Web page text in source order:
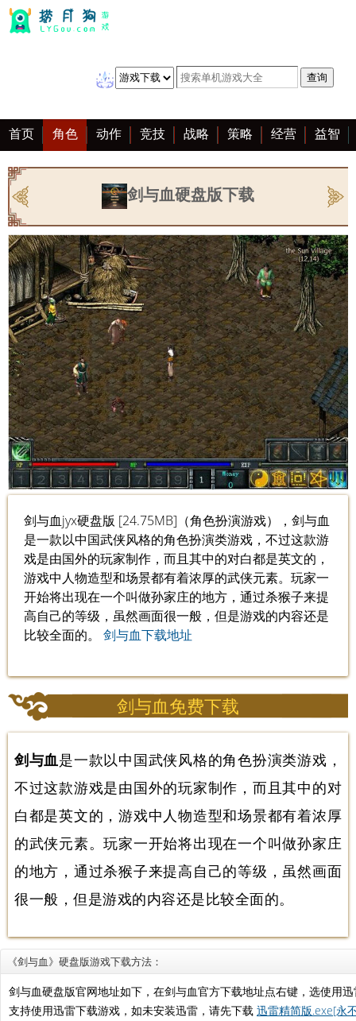
首页 角色 动作 竞技 战略 策略 经营 益智
冒险 棋牌 赛车 音乐 恋爱 单机 大全
剑与血硬盘版下载
剑与血jyx硬盘版 [24.75MB]（角色扮演游戏），剑与血
是一款以中国武侠风格的角色扮演类游戏，不过这款游
戏是由国外的玩家制作，而且其中的对白都是英文的，
游戏中人物造型和场景都有着浓厚的武侠元素。玩家一
开始将出现在一个叫做孙家庄的地方，通过杀猴子来提
高自己的等级，虽然画面很一般，但是游戏的内容还是
比较全面的。 剑与血下载地址
剑与血免费下载
剑与血是一款以中国武侠风格的角色扮演类游戏，
不过这款游戏是由国外的玩家制作，而且其中的对
白都是英文的，游戏中人物造型和场景都有着浓厚
的武侠元素。玩家一开始将出现在一个叫做孙家庄
的地方，通过杀猴子来提高自己的等级，虽然画面
很一般，但是游戏的内容还是比较全面的。
《剑与血》硬盘版游戏下载方法：
剑与血硬盘版官网地址如下，在剑与血官方下载地址点右键，选使用
支持使用迅雷下载游戏，如未安装迅雷，请先下载 迅雷精简版.exe[永